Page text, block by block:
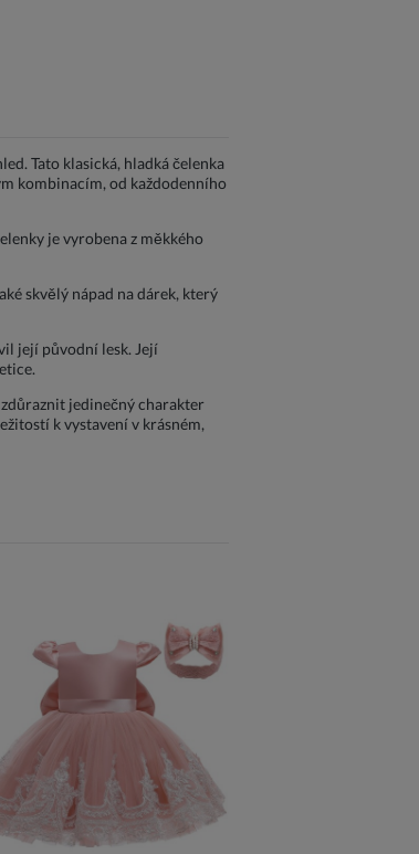
Tato klasická, hladká čelenka
kombinacím, od každodenního
je vyrobena z měkkého
skvělý nápad na dárek, který
její původní lesk. Její
jedinečný charakter
k vystavení v krásném,